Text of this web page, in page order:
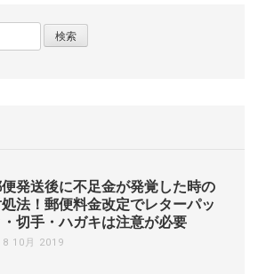
発送後に不足金が発覚した時の
法！郵便料金改定でレターパッ
切手・ハガキは注意が必要
8 10月 2019